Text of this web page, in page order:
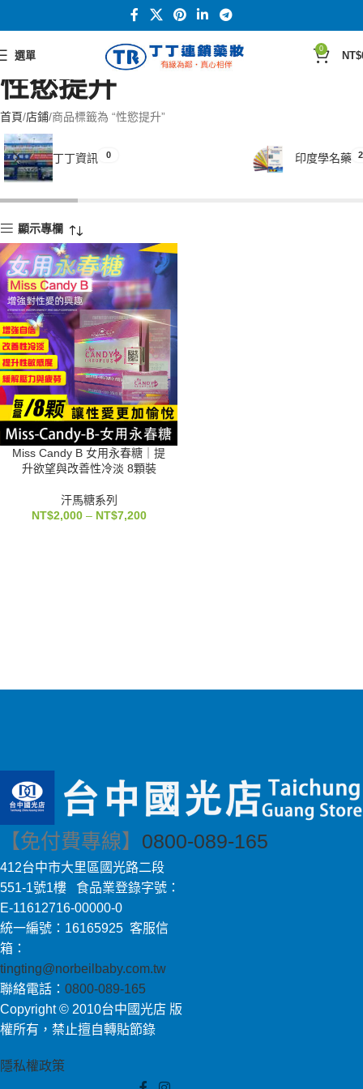
選單
0
NT$
性慾提升
首頁 店鋪 商品標籤為 “性慾提升”
丁丁資訊 0 印度學名藥
顯示專欄
Miss Candy B 女用永春糖｜提
升欲望與改善性冷淡 8顆裝
汗馬糖系列
NT$2,000 – NT$7,200
【免付費專線】 0800-089-165
412台中市大里區國光路二段
551-1號1樓 食品業登錄字號：
E-11612716-00000-0
統一編號：16165925 客服信
箱：
tingting@norbeilbaby.com.tw
聯絡電話： 0800-089-165
Copyright © 2010台中國光店 版
權所有，禁止擅自轉貼節錄
隱私權政策